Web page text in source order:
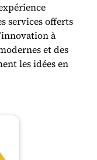
services offerts
à
et des
les idées en